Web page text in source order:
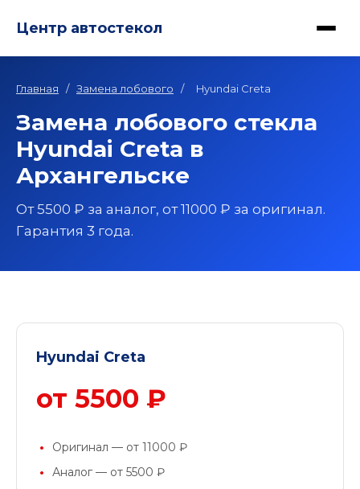
Центр автостекол
Главная / Замена лобового / Hyundai Creta
Замена лобового стекла
Hyundai Creta в
Архангельске
От 5500 ₽ за аналог, от 11000 ₽ за оригинал.
Гарантия 3 года.
Hyundai Creta
от 5500 ₽
Оригинал — от 11000 ₽
Аналог — от 5500 ₽